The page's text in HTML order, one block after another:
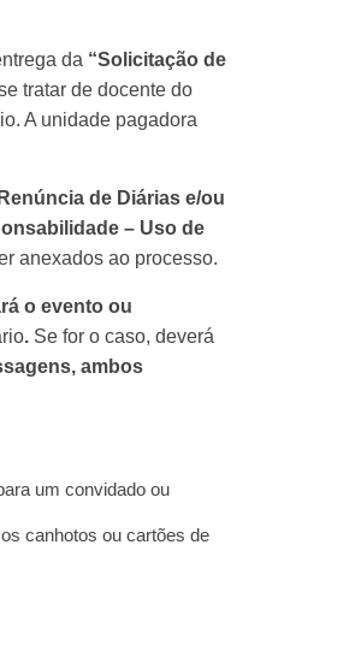
da “Solicitação de
tratar de docente do
A unidade pagadora
de Diárias e/ou
– Uso de
anexados ao processo.
o evento ou
. Se for o caso, deverá
ambos
um convidado ou
canhotos ou cartões de